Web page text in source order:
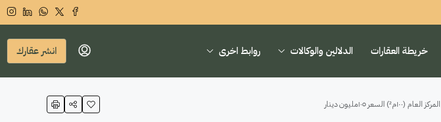
خريطة العقارات الدلالين والوكالات روابط اخرى انشر عقارك